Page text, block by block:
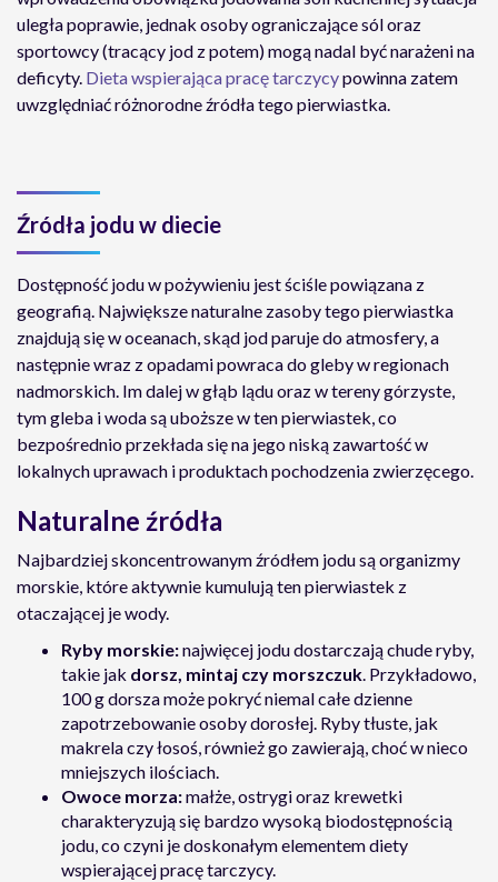
uległa poprawie, jednak osoby ograniczające sól oraz
sportowcy (tracący jod z potem) mogą nadal być narażeni na
deficyty. Dieta wspierająca pracę tarczycypowinna zatem
uwzględniać różnorodne źródła tego pierwiastka.
Źródła jodu w diecie
Dostępność jodu w pożywieniu jest ściśle powiązana z
geografią. Największe naturalne zasoby tego pierwiastka
znajdują się w oceanach, skąd jod paruje do atmosfery, a
następnie wraz z opadami powraca do gleby w regionach
nadmorskich. Im dalej w głąb lądu oraz w tereny górzyste,
tym gleba i woda są uboższe w ten pierwiastek, co
bezpośrednio przekłada się na jego niską zawartość w
lokalnych uprawach i produktach pochodzenia zwierzęcego.
Naturalne źródła
Najbardziej skoncentrowanym źródłem jodu są organizmy
morskie, które aktywnie kumulują ten pierwiastek z
otaczającej je wody.
Ryby morskie:najwięcej jodu dostarczają chude ryby,
takie jak dorsz, mintaj czy morszczuk. Przykładowo,
100 g dorsza może pokryć niemal całe dzienne
zapotrzebowanie osoby dorosłej. Ryby tłuste, jak
makrela czy łosoś, również go zawierają, choć w nieco
mniejszych ilościach.
Owoce morza:małże, ostrygi oraz krewetki
charakteryzują się bardzo wysoką biodostępnością
jodu, co czyni je doskonałym elementem diety
wspierającej pracę tarczycy.